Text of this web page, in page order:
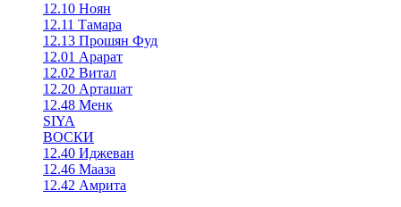
12.10 Ноян
12.11 Тамара
12.13 Прошян Фуд
12.01 Арарат
12.02 Витал
12.20 Арташат
12.48 Менк
SIYA
ВОСКИ
12.40 Иджеван
12.46 Мааза
12.42 Амрита